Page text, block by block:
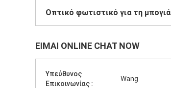
Οπτικό φωτιστικό για τη μπογιά
ΕΊΜΑΙ ONLINE CHAT NOW
Υπεύθυνος
Επικοινωνίας :
Wang